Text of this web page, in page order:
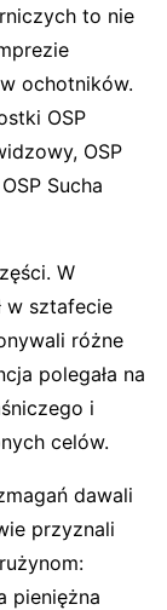
to nie
ochotników.
OSP
OSP
Sucha
W
w sztafecie
różne
polegała na
i
celów.
dawali
przyznali
pieniężna